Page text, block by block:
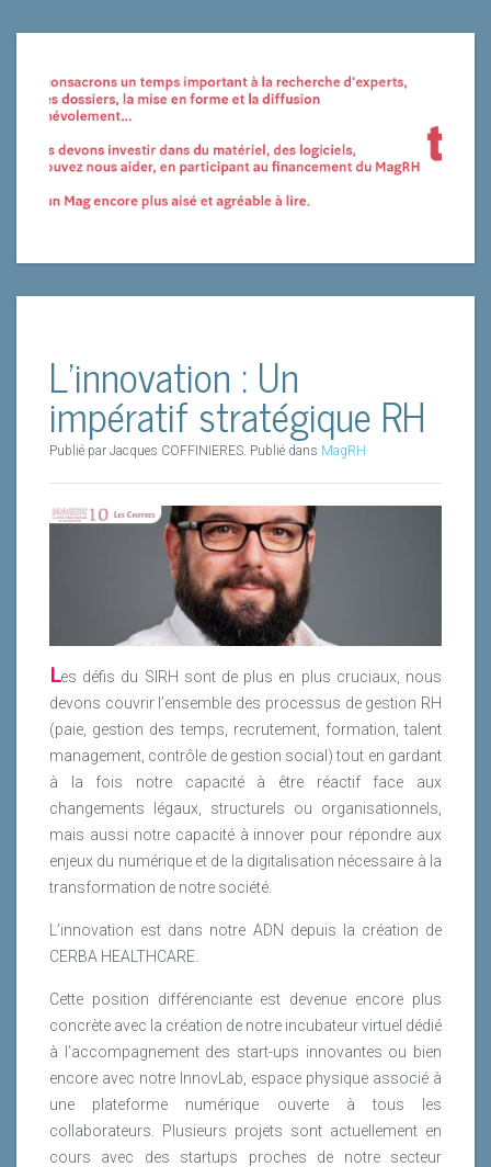
L’innovation : Un
impératif stratégique RH
Publié par Jacques COFFINIERES. Publié dans MagRH
Les défis du SIRH sont de plus en plus cruciaux, nous
devons couvrir l’ensemble des processus de gestion RH
(paie, gestion des temps, recrutement, formation, talent
management, contrôle de gestion social) tout en gardant
à la fois notre capacité à être réactif face aux
changements légaux, structurels ou organisationnels,
mais aussi notre capacité à innover pour répondre aux
enjeux du numérique et de la digitalisation nécessaire à la
transformation de notre société.
L’innovation est dans notre ADN depuis la création de
CERBA HEALTHCARE.
Cette position différenciante est devenue encore plus
concrète avec la création de notre incubateur virtuel dédié
à l’accompagnement des start-ups innovantes ou bien
encore avec notre InnovLab, espace physique associé à
une plateforme numérique ouverte à tous les
collaborateurs. Plusieurs projets sont actuellement en
cours avec des startups proches de notre secteur